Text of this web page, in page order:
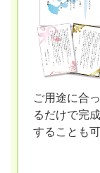
ご用途に合
るだけで完
することも可